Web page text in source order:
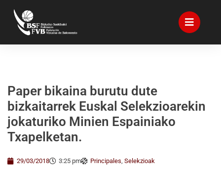
Paper bikaina burutu dute
bizkaitarrek Euskal Selekzioarekin
jokaturiko Minien Espainiako
Txapelketan.
29/03/2018 3:25 pm Principales, Selekzioak